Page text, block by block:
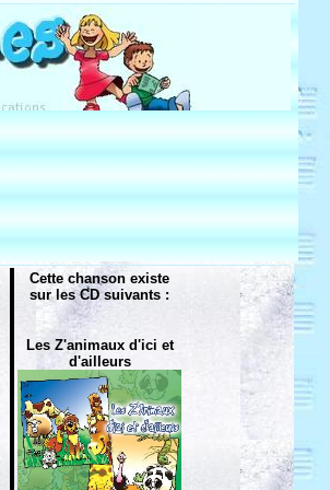
Cette chanson existe
sur les CD suivants :
Les Z'animaux d'ici et
d'ailleurs